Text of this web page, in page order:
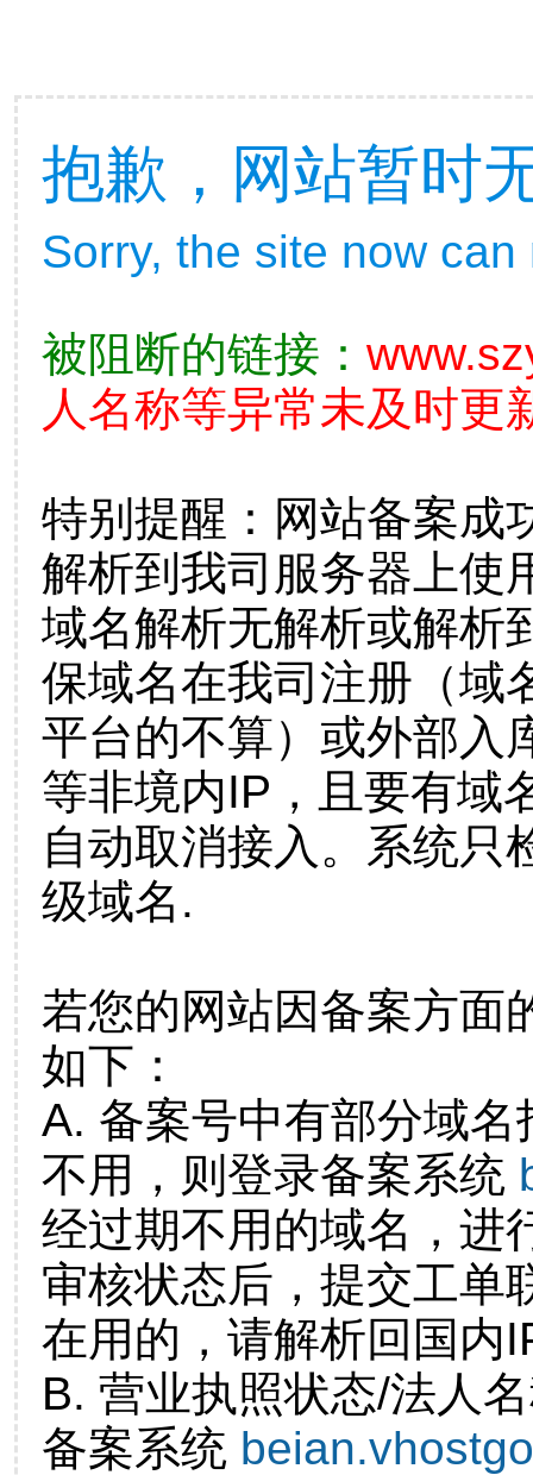
抱歉，网站暂时
Sorry, the site now
被阻断的链接：
人名称等异常未及时更
特别提醒：网站备案成
解析到我司服务器上使
域名解析无解析或解析
保域名在我司注册（域
平台的不算）或外部入
等非境内IP，且要有域
自动取消接入。系统只
级域名.
若您的网站因备案方面
如下：
A. 备案号中有部分域
不用，则登录备案系统
经过期不用的域名，进
审核状态后，提交工单
在用的，请解析回国内
B. 营业执照状态/法人
备案系统